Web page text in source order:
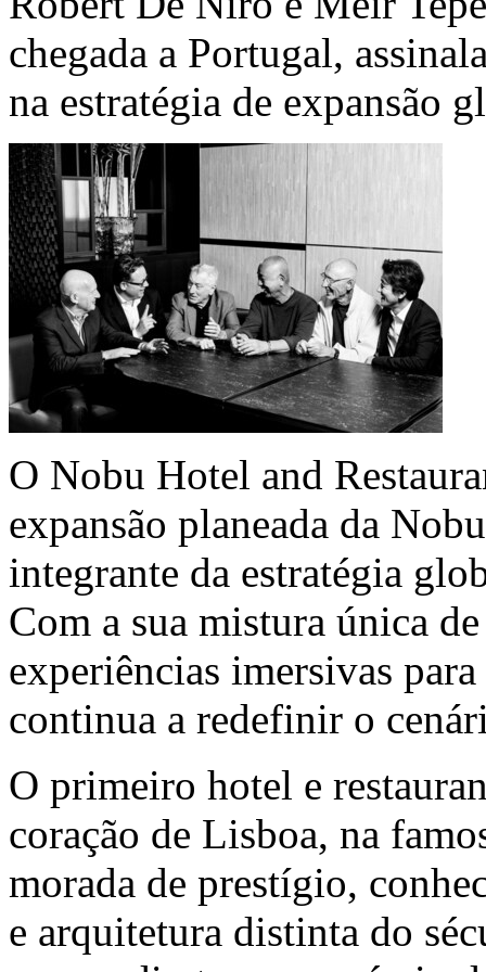
chegada a Portugal,
na estratégia de expansão
O Nobu Hotel and
expansão planeada da
integrante da estratégia
Com a sua mistura única
experiências imersivas
continua a redefinir o
O primeiro hotel e
coração de Lisboa, na
morada de prestígio,
e arquitetura distinta do